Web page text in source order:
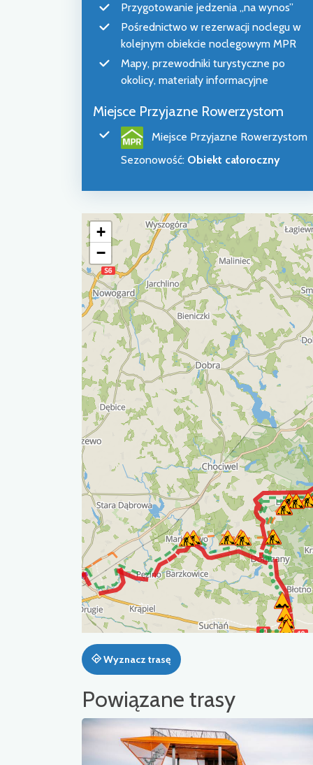
Przygotowanie jedzenia „na wynos”
Pośrednictwo w rezerwacji noclegu w
kolejnym obiekcie noclegowym MPR
Mapy, przewodniki turystyczne po
okolicy, materiały informacyjne
Miejsce Przyjazne Rowerzystom
Miejsce Przyjazne Rowerzystom
Sezonowość: Obiekt całoroczny
+
−
Wyznacz trasę
Powiązane trasy